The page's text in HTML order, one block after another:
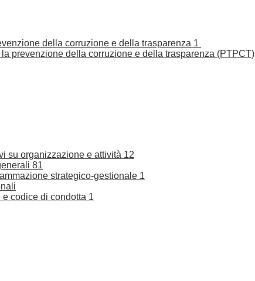
della corruzione e della trasparenza 1
prevenzione della corruzione e della trasparenza (PTPCT)
su organizzazione e attività 12
81
strategico-gestionale 1
codice di condotta 1